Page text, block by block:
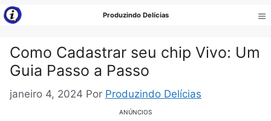
Pular
para
conteúdo
Produzindo Delícias
Como Cadastrar seu chip Vivo: Um
Guia Passo a Passo
janeiro 4, 2024 Por Produzindo Delícias
ANÚNCIOS